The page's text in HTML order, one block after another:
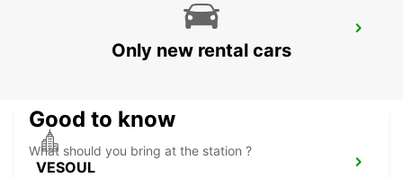
DIJON RAILWAY STATION
DIJON - FRANCE
VESOUL
Only new rental cars
Good to know
What should you bring at the station ?